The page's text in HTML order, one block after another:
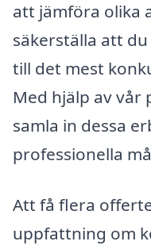
att jämföra olika
säkerställa att
till det mest
Med hjälp av
samla in dessa
professionella
Att få flera
uppfattning om